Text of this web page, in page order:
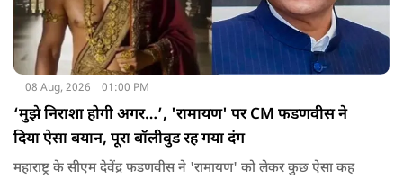
08 Aug, 2026 01:00 PM
‘मुझे निराशा होगी अगर…’, 'रामायण' पर CM फडणवीस ने
दिया ऐसा बयान, पूरा बॉलीवुड रह गया दंग
महाराष्ट्र के सीएम देवेंद्र फडणवीस ने 'रामायण' को लेकर कुछ ऐसा कह